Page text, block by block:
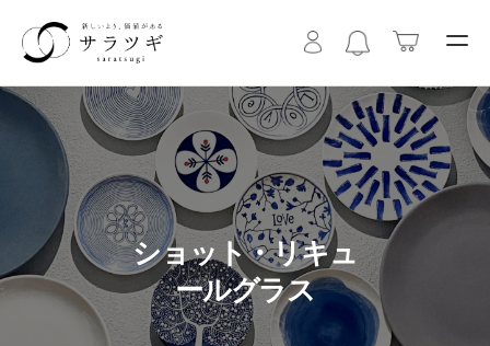
ショット・リキュ
ールグラス